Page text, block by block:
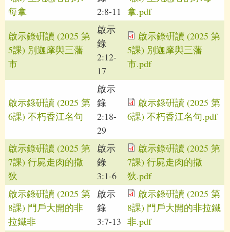
每拿
2:8-11
拿.pdf
啟示錄硏讀 (2025 第
5課) 別迦摩與三藩
市
啟示
錄
2:12-
17
啟示錄硏讀 (2025 第
5課) 別迦摩與三藩
市.pdf
啟示錄硏讀 (2025 第
6課) 不朽香江名句
啟示
錄
2:18-
29
啟示錄硏讀 (2025 第
6課) 不朽香江名句.pdf
啟示錄硏讀 (2025 第
7課) 行屍走肉的撒
狄
啟示
錄
3:1-6
啟示錄硏讀 (2025 第
7課) 行屍走肉的撒
狄.pdf
啟示錄硏讀 (2025 第
8課) 門戶大開的非
拉鐵非
啟示
錄
3:7-13
啟示錄硏讀 (2025 第
8課) 門戶大開的非拉鐵
非.pdf